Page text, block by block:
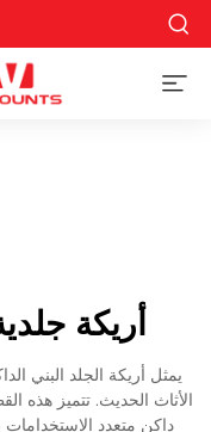
أريكة
يمثل أريكة الجلد البني
الأثاث الحديث. تتميز هذه
داكن متعدد